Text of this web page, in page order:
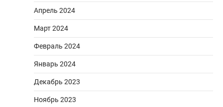
Апрель 2024
Март 2024
Февраль 2024
Январь 2024
Декабрь 2023
Ноябрь 2023